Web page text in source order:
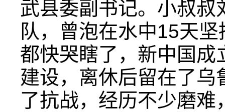
武县委副书记。小叔
队，曾泡在水中15天
都快哭瞎了，新中国成
建设，离休后留在了
了抗战，经历不少磨